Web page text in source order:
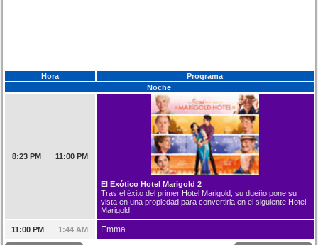
Hora
Programa
Noche
8:23 PM - 11:00 PM
El Exótico Hotel Marigold 2
Tras el éxito del primer Hotel Marigold, su dueño pone su
vista en una propiedad para convertirla en el siguiente Hotel
Marigold.
11:00 PM - 1:44 AM Emma